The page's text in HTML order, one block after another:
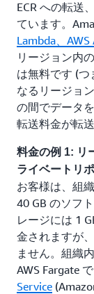
ECR への転送
ています。
Lambda、AWS
リージョン内
は無料です (つ
なるリージョ
の間でデータ
転送料金が転
料金の例 1: リ
ライベートリ
お客様は、組
40 GB のソフ
レージには 1
金されますが
ません。組織
AWS Fargate で
Service